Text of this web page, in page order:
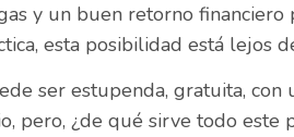
y un buen retorno
esta posibilidad está lejos
ser estupenda, gratuita,
pero, ¿de qué sirve todo este